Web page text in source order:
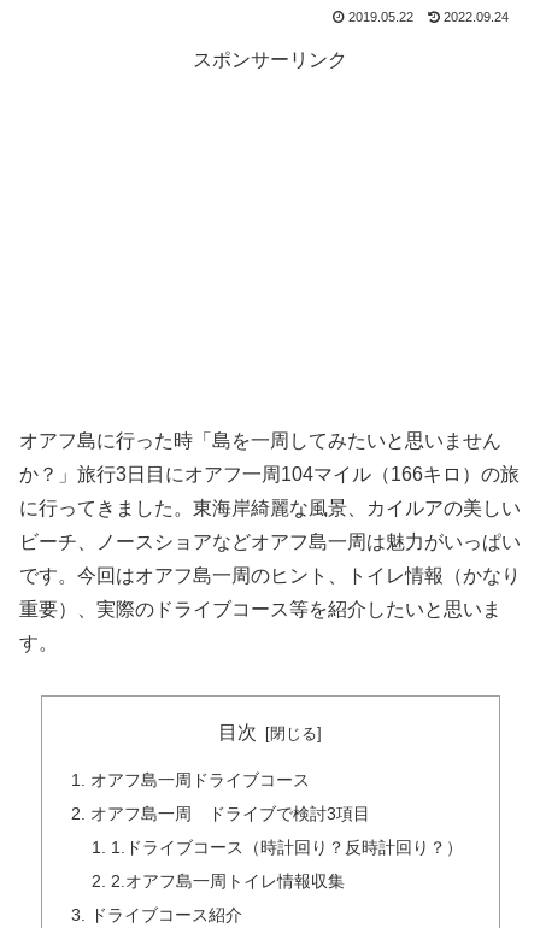
2019.05.22 2022.09.24
スポンサーリンク
オアフ島に行った時「島を一周してみたいと思いません
か？」旅行3日目にオアフ一周104マイル（166キロ）の旅
に行ってきました。東海岸綺麗な風景、カイルアの美しい
ビーチ、ノースショアなどオアフ島一周は魅力がいっぱい
です。今回はオアフ島一周のヒント、トイレ情報（かなり
重要）、実際のドライブコース等を紹介したいと思いま
す。
目次
オアフ島一周ドライブコース
オアフ島一周 ドライブで検討3項目
1.ドライブコース（時計回り？反時計回り？）
2.オアフ島一周トイレ情報収集
ドライブコース紹介